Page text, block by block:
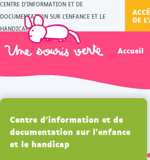
CENTRE D'INFORMATION ET DE
DOCUMENTATION SUR L'ENFANCE ET LE
HANDICAP
DE
Accueil
Centre d'information et de
documentation sur l'enfance
et le handicap